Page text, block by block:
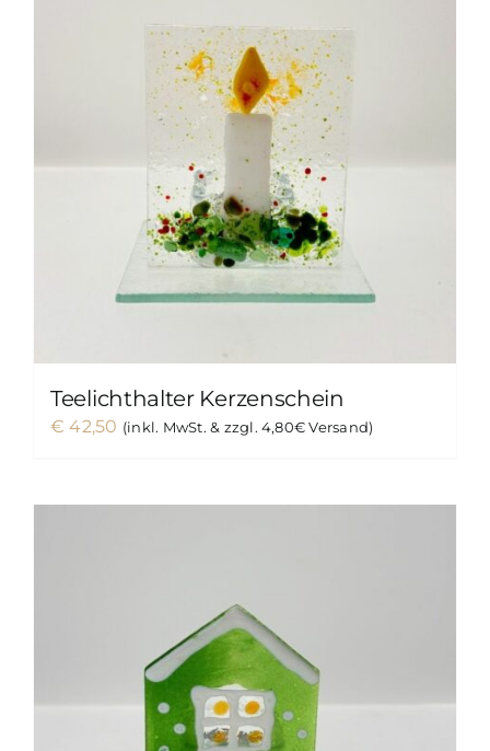
Teelichthalter Kerzenschein
€ 42,50 (inkl. MwSt. & zzgl. 4,80€ Versand)